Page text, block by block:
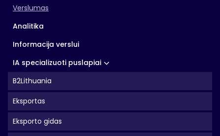
Verslumas
Analitika
Informacija verslui
IA specializuoti puslapiai
B2Lithuania
Eksportas
Eksporto gidas